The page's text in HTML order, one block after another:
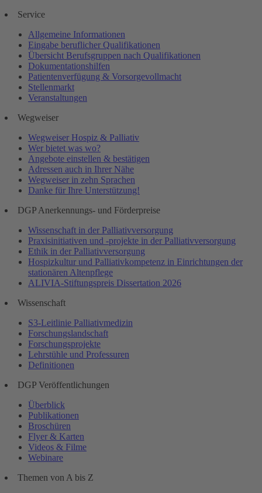
Service
Allgemeine Informationen
Eingabe beruflicher Qualifikationen
Übersicht Berufsgruppen nach Qualifikationen
Dokumentationshilfen
Patientenverfügung & Vorsorgevollmacht
Stellenmarkt
Veranstaltungen
Wegweiser
Wegweiser Hospiz & Palliativ
Wer bietet was wo?
Angebote einstellen & bestätigen
Adressen auch in Ihrer Nähe
Wegweiser in zehn Sprachen
Danke für Ihre Unterstützung!
DGP Anerkennungs- und Förderpreise
Wissenschaft in der Palliativversorgung
Praxisinitiativen und -projekte in der Palliativversorgung
Ethik in der Palliativversorgung
Hospizkultur und Palliativkompetenz in Einrichtungen der
stationären Altenpflege
ALIVIA-Stiftungspreis Dissertation 2026
Wissenschaft
S3-Leitlinie Palliativmedizin
Forschungslandschaft
Forschungsprojekte
Lehrstühle und Professuren
Definitionen
DGP Veröffentlichungen
Überblick
Publikationen
Broschüren
Flyer & Karten
Videos & Filme
Webinare
Themen von A bis Z